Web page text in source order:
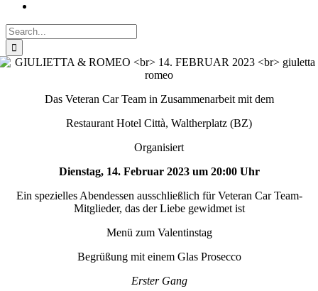
Search
for:
Das Veteran Car Team in Zusammenarbeit mit dem
Restaurant Hotel Città, Waltherplatz (BZ)
Organisiert
Dienstag, 14. Februar 2023 um 20:00 Uhr
Ein spezielles Abendessen ausschließlich für Veteran Car Team-
Mitglieder, das der Liebe gewidmet ist
Menü zum Valentinstag
Begrüßung mit einem Glas Prosecco
Erster Gang